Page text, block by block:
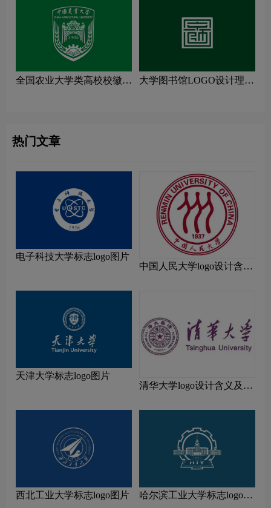
全国农业大学类高校校徽设
大学图书馆LOGO设计理念
热门文章
电子科技大学标志logo图片
中国人民大学logo设计含义
天津大学标志logo图片
清华大学logo设计含义及设
西北工业大学标志logo图片
哈尔滨工业大学标志logo图